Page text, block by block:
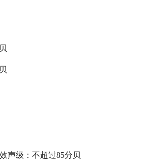
声级：不超过85分贝